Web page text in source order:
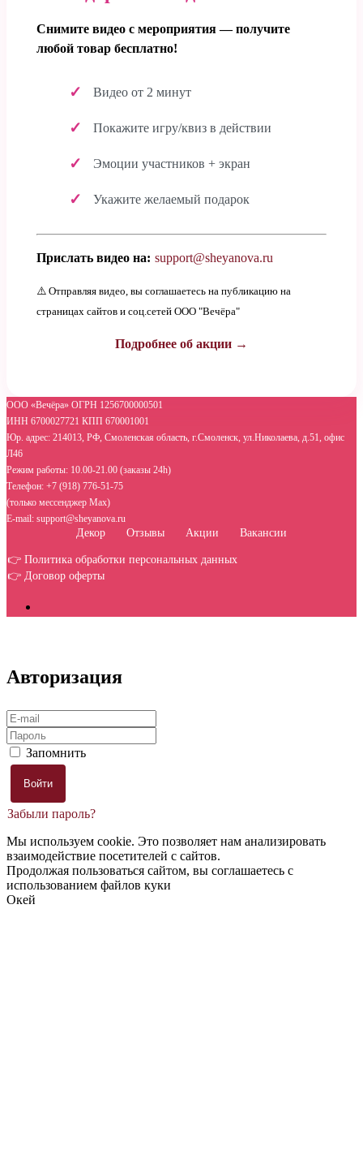
Снимите видео с мероприятия — получите
любой товар бесплатно!
Видео от 2 минут
Покажите игру/квиз в действии
Эмоции участников + экран
Укажите желаемый подарок
Прислать видео на: support@sheyanova.ru
⚠️ Отправляя видео, вы соглашаетесь на публикацию на
страницах сайтов и соц.сетей ООО "Вечёра"
Подробнее об акции →
ООО «Вечёра» ОГРН 1256700000501
ИНН 6700027721 КПП 670001001
Юр. адрес: 214013, РФ, Смоленская область, г.Смоленск, ул.Николаева, д.51, офис
Л46
Режим работы: 10.00-21.00 (заказы 24h)
Телефон: +7 (918) 776-51-75
(только мессенджер Max)
E-mail: support@sheyanova.ru
Декор Отзывы Акции Вакансии
👉 Политика обработки персональных данных
👉 Договор оферты
Авторизация
Запомнить
Забыли пароль?
Мы используем cookie. Это позволяет нам анализировать
взаимодействие посетителей с сайтов.
Продолжая пользоваться сайтом, вы соглашаетесь с
использованием файлов куки
Окей